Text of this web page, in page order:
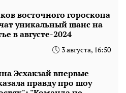
восточного гороскопа
уникальный шанс на
в августе-2024
3 августа, 16:50
Эсхакзай впервые
правду про шоу